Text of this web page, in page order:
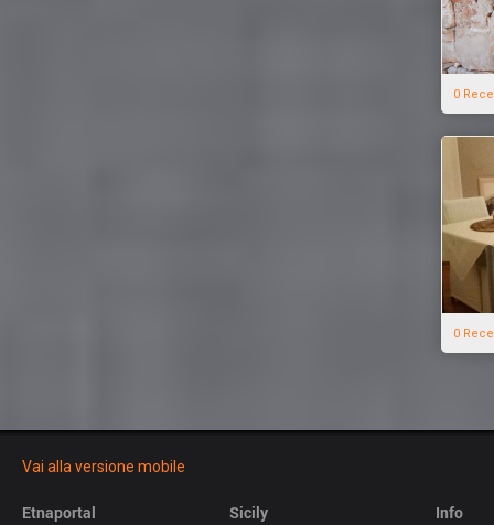
0
0
Vai alla versione mobile
Etnaportal Sicily Info